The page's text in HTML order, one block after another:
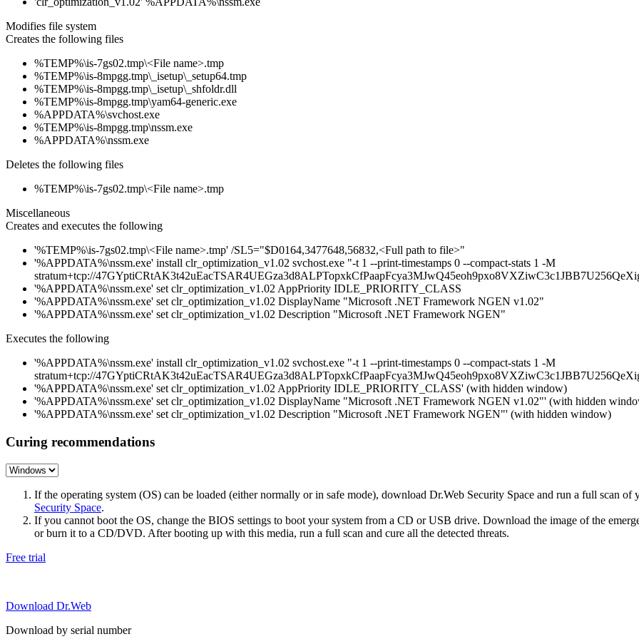
Modifies file system
Creates the following files
%TEMP%\is-7gs02.tmp\<File name>.tmp
%TEMP%\is-8mpgg.tmp\_isetup\_setup64.tmp
%TEMP%\is-8mpgg.tmp\_isetup\_shfoldr.dll
%TEMP%\is-8mpgg.tmp\yam64-generic.exe
%APPDATA%\svchost.exe
%TEMP%\is-8mpgg.tmp\nssm.exe
%APPDATA%\nssm.exe
Deletes the following files
%TEMP%\is-7gs02.tmp\<File name>.tmp
Miscellaneous
Creates and executes the following
'%TEMP%\is-7gs02.tmp\<File name>.tmp' /SL5="$D0164,3477648,56832,<Full path to file>"
'%APPDATA%\nssm.exe' install clr_optimization_v1.02 svchost.exe "-t 1 --print-timestamps 0 --compact-stats 1 -M
stratum+tcp://
'%APPDATA%\nssm.exe' set clr_optimization_v1.02 AppPriority IDLE_PRIORITY_CLASS
'%APPDATA%\nssm.exe' set clr_optimization_v1.02 DisplayName "Microsoft .NET Framework NGEN v1.02"
'%APPDATA%\nssm.exe' set clr_optimization_v1.02 Description "Microsoft .NET Framework NGEN"
Executes the following
'%APPDATA%\nssm.exe' install clr_optimization_v1.02 svchost.exe "-t 1 --print-timestamps 0 --compact-stats 1 -M
stratum+tcp://
'%APPDATA%\nssm.exe' set clr_optimization_v1.02 AppPriority IDLE_PRIORITY_CLASS' (with hidden window)
'%APPDATA%\nssm.exe' set clr_optimization_v1.02 DisplayName "Microsoft .NET Framework NGEN v1.02"' (with hidden
'%APPDATA%\nssm.exe' set clr_optimization_v1.02 Description "Microsoft .NET Framework NGEN"' (with hidden window)
Curing recommendations
If the operating system (OS) can be loaded (either normally or in safe mode), download Dr.Web Security Space and run a full scan
Security Space.
If you cannot boot the OS, change the BIOS settings to boot your system from a CD or USB drive. Download the image of the
or burn it to a CD/DVD. After booting up with this media, run a full scan and cure all the detected threats.
Free trial
Download Dr.Web
Download by serial number